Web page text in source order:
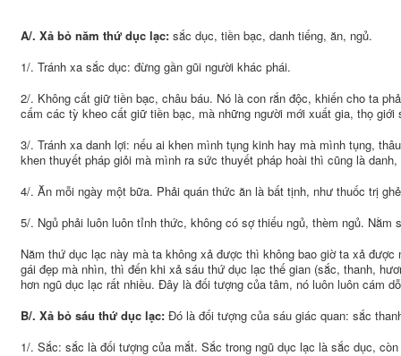
A/. Xả bỏ năm thứ dục lạc: sắc dục, tiền bạc, danh tiếng, ăn, ngủ.
1/. Tránh xa sắc dục: đừng gần gũi người khác phái.
2/. Không cất giữ tiền bạc, châu báu. Nó là con rắn độc, khiến cho ta
cấm các tỳ kheo cất giữ tiền bạc, mà những người mới xuất gia, thọ
3/. Tránh xa danh lợi: nếu ai khen mình tụng kinh hay mà mình tụng,
khen thuyết pháp giỏi mà mình ra sức thuyết pháp hoài thì cũng là
4/. Ăn mỗi ngày một bữa. Phải quán thức ăn là bất tịnh, như thuốc trị
5/. Ngủ phải luôn luôn tỉnh thức, không có sợ thiếu ngủ, thèm ngủ. Nằm
Năm thứ dục lạc này mà ta không xả được thì không bao giờ ta xả
gái đẹp mà nhìn, thì đến khi xả sáu thứ dục lạc thế gian (sắc, thanh,
hơn ngũ dục lạc rất nhiều. Đây là đối tượng của tâm, nó luôn luôn cám
B/. Xả bỏ sáu thứ dục lạc: Đó là đối tượng của sáu giác quan: sắc
1/. Sắc: sắc là đối tượng của mắt. Sắc trong ngũ dục lạc là sắc dục,